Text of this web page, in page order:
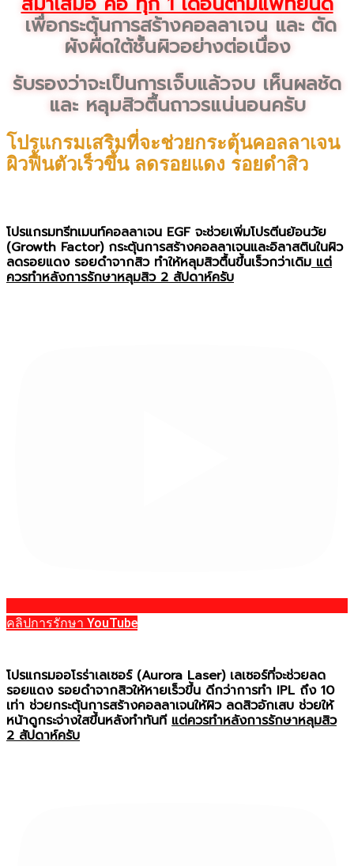
เพื่อกระตุ้นการสร้างคอลลาเจน และ ตัด
ผังผืดใต้ชั้นผิวอย่างต่อเนื่อง
รับรองว่าจะเป็นการเจ็บแล้วจบ เห็นผลชัด
และ หลุมสิวตื้นถาวรแน่นอนครับ
โปรแกรมเสริมที่จะช่วยกระตุ้นคอลลาเจน
ผิวฟื้นตัวเร็วขึ้น ลดรอยแดง รอยดำสิว
โปรแกรมทรีทเมนท์คอลลาเจน EGF จะช่วยเพิ่มโปรตีนย้อนวัย
(Growth Factor) กระตุ้นการสร้างคอลลาเจนและอิลาสตินในผิว
ลดรอยแดง รอยดำจากสิว ทำให้หลุมสิวตื้นขึ้นเร็วกว่าเดิมแต่
ควรทำหลังการรักษาหลุมสิว 2 สัปดาห์ครับ
คลิปการรักษา YouTube
โปรแกรมออโรร่าเลเซอร์ (Aurora Laser) เลเซอร์ที่จะช่วยลด
รอยแดง รอยดำจากสิวให้หายเร็วขึ้น ดีกว่าการทำ IPL ถึง 10
เท่า ช่วยกระตุ้นการสร้างคอลลาเจนให้ผิว ลดสิวอักเสบ ช่วยให้
หน้าดูกระจ่างใสขึ้นหลังทำทันที แต่ควรทำหลังการรักษาหลุมสิว
2 สัปดาห์ครับ